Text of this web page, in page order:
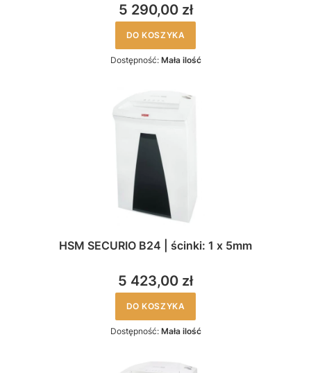
5 290,00 zł
DO KOSZYKA
Dostępność: Mała ilość
HSM SECURIO B24 | ścinki: 1 x 5mm
5 423,00 zł
DO KOSZYKA
Dostępność: Mała ilość